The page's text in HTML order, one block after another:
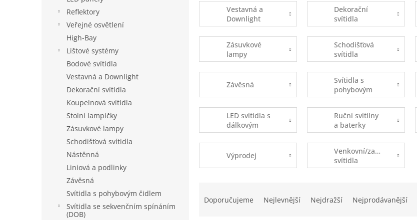
Reflektory
Veřejné osvětlení
High-Bay
Lištové systémy
Bodové svítidla
Vestavná a Downlight
Dekorační svítidla
Koupelnová svítidla
Stolní lampičky
Zásuvkové lampy
Schodišťová svítidla
Nástěnná
Liniová a podlinky
Závěsná
Svítidla s pohybovým čidlem
Svítidla se sekvenčním spínáním
(DOB)
Vestavná a
Downlight
Dekorační
svítidla
Zásuvkové
lampy
Schodišťová
svítidla
Závěsná
Svítidla s
pohybovým
čidlem
LED svítidla s
dálkovým
ovládáním
Ruční svítilny
a baterky
Výprodej
Venkovní/zahradní
svítidla
aDoporučujeme Nejlevnější Nejdražší Nejprodávanější